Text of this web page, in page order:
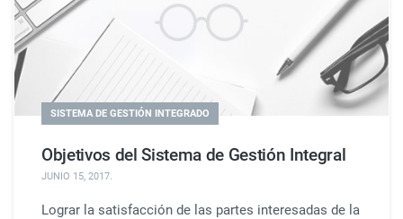
SISTEMA DE GESTIÓN INTEGRADO
Objetivos del Sistema de Gestión Integral
JUNIO 15, 2017.
Lograr la satisfacción de las partes interesadas de la